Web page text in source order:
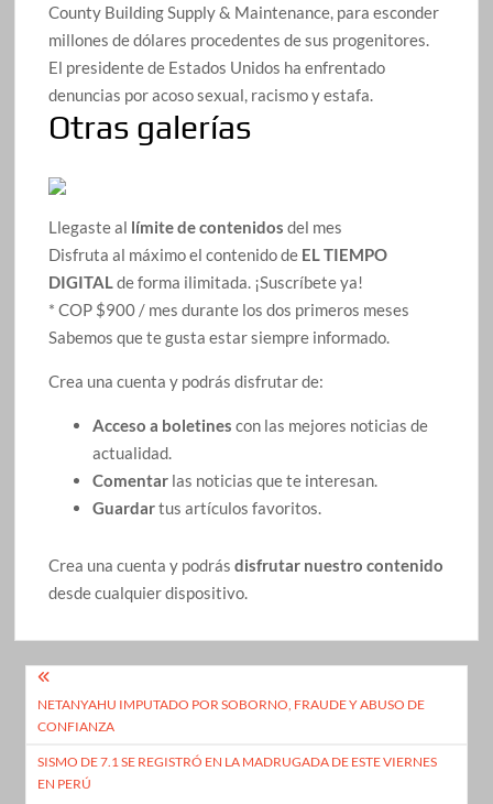
County Building Supply & Maintenance, para esconder
millones de dólares procedentes de sus progenitores.
El presidente de Estados Unidos ha enfrentado
denuncias por acoso sexual, racismo y estafa.
Otras galerías
Llegaste al límite de contenidos del mes
Disfruta al máximo el contenido de EL TIEMPO
DIGITALde forma ilimitada. ¡Suscríbete ya!
* COP $900 / mes durante los dos primeros meses
Sabemos que te gusta estar siempre informado.
Crea una cuenta y podrás disfrutar de:
Acceso a boletines con las mejores noticias de
actualidad.
Comentar las noticias que te interesan.
Guardartus artículos favoritos.
Crea una cuenta y podrásdisfrutar nuestro contenido
desde cualquier dispositivo.
Navegación
de
entradas
NETANYAHU IMPUTADO POR SOBORNO, FRAUDE Y ABUSO DE
CONFIANZA
SISMO DE 7.1 SE REGISTRÓ EN LA MADRUGADA DE ESTE VIERNES
EN PERÚ